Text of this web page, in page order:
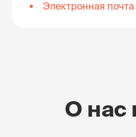
Электронная почта
О нас